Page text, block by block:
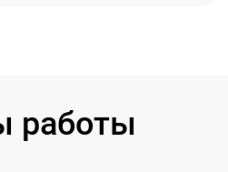
работы